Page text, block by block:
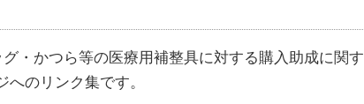
・かつら等の医療用補整具に対する購入助成に関す
のリンク集です。